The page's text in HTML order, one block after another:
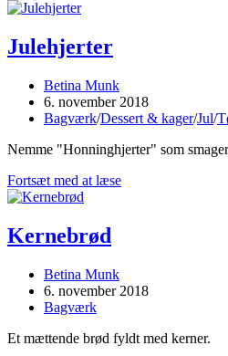
Julehjerter
Post
author:
Betina Munk
Post
published:
6. november 2018
Post
Bagværk/Dessert & kager/Jul/
Nemme "Honninghjerter" som
Fortsæt med at læseJulehjerter
Kernebrød
Post
author:
Betina Munk
Post
published:
6. november 2018
Post
Bagværk
Et mættende brød fyldt med kerner.